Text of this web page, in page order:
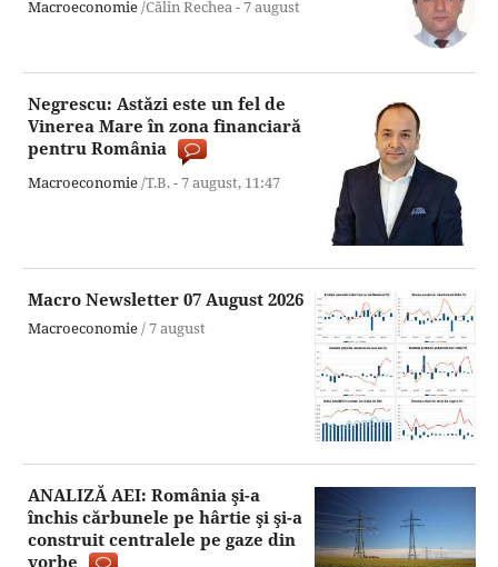
Macroeconomie/Călin Rechea -7 august
Negrescu: Astăzi este un fel de
Vinerea Mare în zona financiară
pentru România
Macroeconomie/T.B. -7 august, 11:47
Macro Newsletter 07 August 2026
Macroeconomie/7 august
ANALIZĂ AEI: România şi-a
închis cărbunele pe hârtie şi şi-a
construit centralele pe gaze din
vorbe